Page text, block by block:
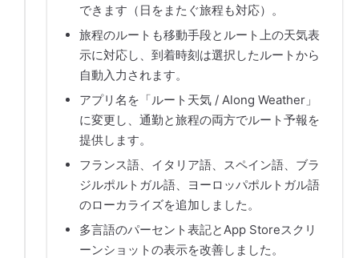
できます（日をまたぐ旅程も対応）。
旅程のルートも移動手段とルート上の天気表
示に対応し、到着時刻は選択したルートから
自動入力されます。
アプリ名を「ルート天気 / Along Weather」
に変更し、通勤と旅程の両方でルート予報を
提供します。
フランス語、イタリア語、スペイン語、ブラ
ジルポルトガル語、ヨーロッパポルトガル語
のローカライズを追加しました。
多言語のパーセント表記とApp Storeスクリ
ーンショットの表示を改善しました。